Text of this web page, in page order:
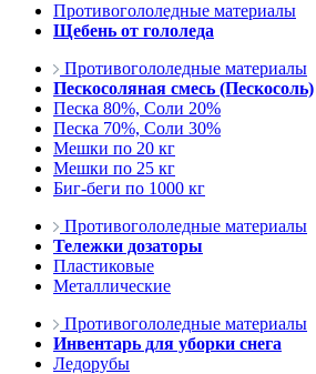
Противогололедные материалы
Щебень от гололеда
Противогололедные материалы
Пескосоляная смесь (Пескосоль)
Песка 80%, Соли 20%
Песка 70%, Соли 30%
Мешки по 20 кг
Мешки по 25 кг
Биг-беги по 1000 кг
Противогололедные материалы
Тележки дозаторы
Пластиковые
Металлические
Противогололедные материалы
Инвентарь для уборки снега
Ледорубы